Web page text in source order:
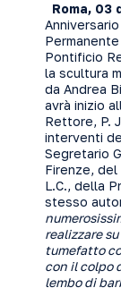
Roma, 03
Permanente
Pontificio
la scultura
da Andrea
avrà inizio
Rettore, P.
interventi
Segretario
Firenze, del
L.C., della
stesso
realizzare
tumefatto
con il colpo
lembo di